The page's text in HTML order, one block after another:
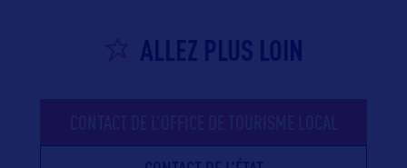
ALLEZ PLUS LOIN